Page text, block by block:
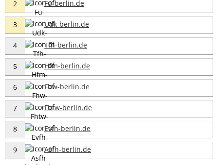
2 Fu-berlin.de
3 Udk-berlin.de
4 Tfh-berlin.de
5 Hfm-berlin.de
6 Fhw-berlin.de
7 Fhtw-berlin.de
8 Evfh-berlin.de
9 Asfh-berlin.de